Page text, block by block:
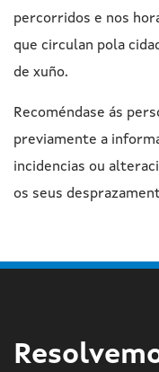
percorridos e nos
que circulan pola
de xuño.
Recoméndase ás
previamente a
incidencias ou
os seus